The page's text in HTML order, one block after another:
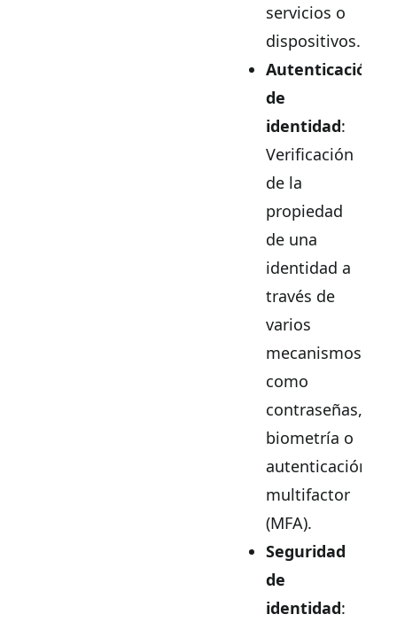
servicios o
dispositivos.
Autenticación
de
identidad:
Verificación
de la
propiedad
de una
identidad a
través de
varios
mecanismos,
como
contraseñas,
biometría o
autenticación
multifactor
(MFA).
Seguridad
de
identidad: